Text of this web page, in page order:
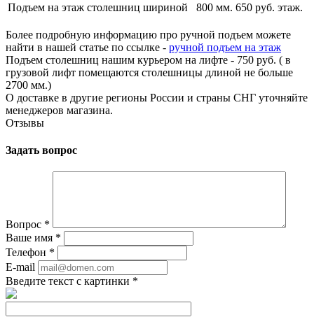
Подъем на этаж столешниц шириной
800 мм. 650 руб. этаж.
Более подробную информацию про ручной подъем можете
найти в нашей статье по ссылке - ручной подъем на этаж
Подъем столешниц нашим курьером на лифте - 750 руб. ( в
грузовой лифт помещаются столешницы длиной не больше
2700 мм.)
О доставке в другие регионы России и страны СНГ уточняйте
менеджеров магазина.
Отзывы
Задать вопрос
Вопрос *
Ваше имя *
Телефон *
E-mail
Введите текст с картинки *